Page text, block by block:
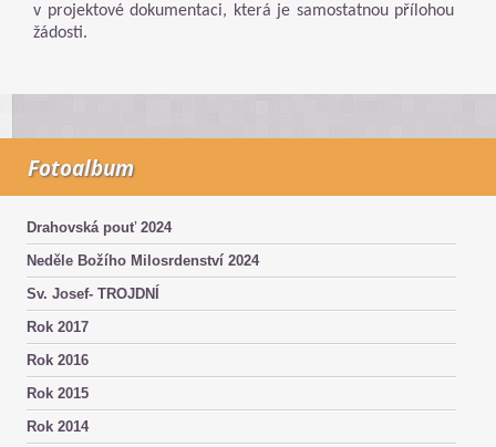
v projektové dokumentaci, která je samostatnou přílohou
žádosti.
Fotoalbum
Drahovská pouť 2024
Neděle Božího Milosrdenství 2024
Sv. Josef- TROJDNÍ
Rok 2017
Rok 2016
Rok 2015
Rok 2014